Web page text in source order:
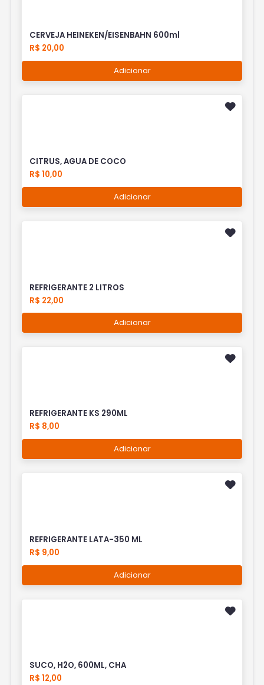
CERVEJA HEINEKEN/EISENBAHN 600ml
R$ 20,00
Adicionar
CITRUS, AGUA DE COCO
R$ 10,00
Adicionar
REFRIGERANTE 2 LITROS
R$ 22,00
Adicionar
REFRIGERANTE KS 290ML
R$ 8,00
Adicionar
REFRIGERANTE LATA-350 ML
R$ 9,00
Adicionar
SUCO, H2O, 600ML, CHA
R$ 12,00